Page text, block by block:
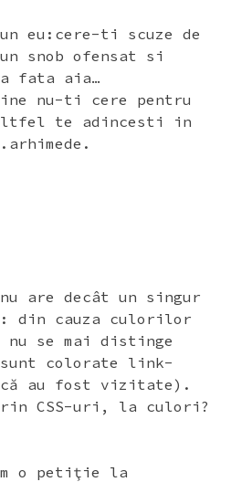
eu:cere-ti scuze de
snob ofensat si
fata aia…
nu-ti cere pentru
te adincesti in
are decât un singur
din cauza culorilor
se mai distinge
colorate link-
au fost vizitate).
CSS-uri, la culori?
o petiţie la